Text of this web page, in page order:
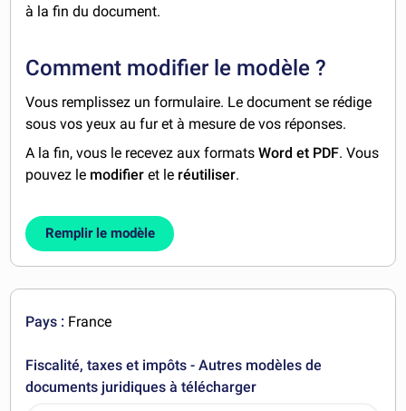
à la fin du document.
Comment modifier le modèle ?
Vous remplissez un formulaire. Le document se rédige
sous vos yeux au fur et à mesure de vos réponses.
A la fin, vous le recevez aux formatsWord et PDF. Vous
pouvez le modifier et le réutiliser.
Remplir le modèle
Pays : France
Fiscalité, taxes et impôts - Autres modèles de
documents juridiques à télécharger